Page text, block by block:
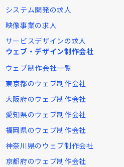
システム開発の求人
映像事業の求人
サービスデザインの求人
ウェブ・デザイン制作会社
ウェブ制作会社一覧
東京都のウェブ制作会社
大阪府のウェブ制作会社
愛知県のウェブ制作会社
福岡県のウェブ制作会社
神奈川県のウェブ制作会社
京都府のウェブ制作会社